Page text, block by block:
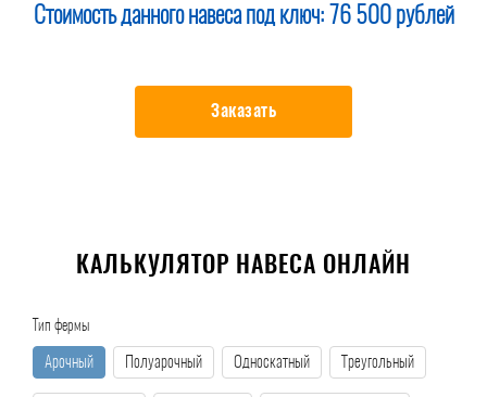
Стоимость данного навеса под ключ: 76 500 рублей
Заказать
КАЛЬКУЛЯТОР НАВЕСА ОНЛАЙН
Тип фермы
Арочный Полуарочный Односкатный Треугольный